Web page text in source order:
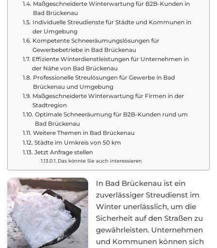
Maßgeschneiderte Winterwartung für B2B-Kunden in
Bad Brückenau
Individuelle Streudienste für Städte und Kommunen in
der Umgebung
Kompetente Schneeräumungslösungen für
Gewerbebetriebe in Bad Brückenau
Effiziente Winterdienstleistungen für Unternehmen in
der Nähe von Bad Brückenau
Professionelle Streulösungen für Gewerbe in Bad
Brückenau und Umgebung
Maßgeschneiderte Winterwartung für Firmen in der
Stadtregion
Optimale Schneeräumung für B2B-Kunden rund um
Bad Brückenau
Weitere Themen in Bad Brückenau
Städte im Umkreis von 50 km
Jetzt Anfrage stellen
Das könnte Sie auch interessieren
In Bad Brückenau ist ein
zuverlässiger Streudienst im
Winter unerlässlich, um die
Sicherheit auf den Straßen zu
gewährleisten. Unternehmen
und Kommunen können sich